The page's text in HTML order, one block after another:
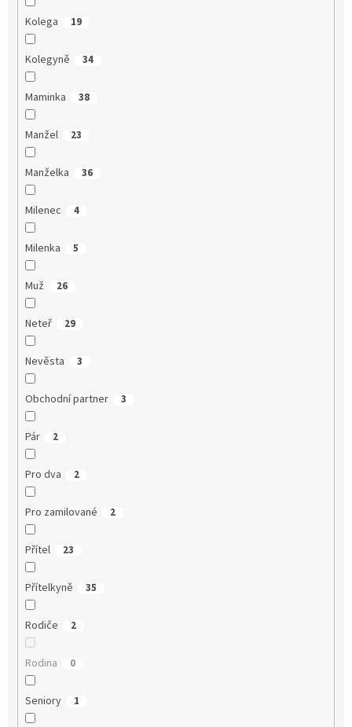
Kolega 19
Kolegyně 34
Maminka 38
Manžel 23
Manželka 36
Milenec 4
Milenka 5
Muž 26
Neteř 29
Nevěsta 3
Obchodní partner 3
Pár 2
Pro dva 2
Pro zamilované 2
Přítel 23
Přítelkyně 35
Rodiče 2
Rodina 0
Seniory 1